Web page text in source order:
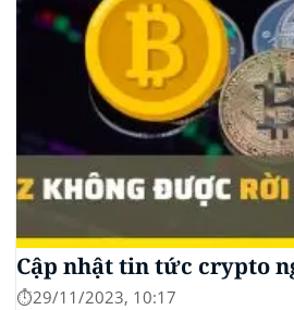
Cập nhật tin tức crypto
⏱️29/11/2023, 10:17